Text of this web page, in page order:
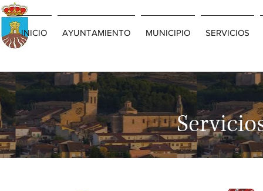
INICIO AYUNTAMIENTO MUNICIPIO SERVICIOS